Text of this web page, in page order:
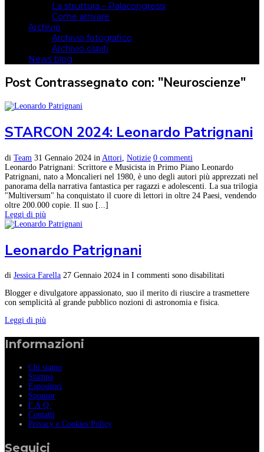
La struttura – Palacongressi
Come arrivare
Archivio
Archivio fotografico
Archivio ospiti
News blog
Post Contrassegnato con: "Neuroscienze"
STARCON 2024: Leonardo Patrignani
di Team 31 Gennaio 2024 in Attori Notizie 0 commenti
Leonardo Patrignani: Scrittore e Musicista in Primo Piano Leonardo
Patrignani, nato a Moncalieri nel 1980, è uno degli autori più apprezzati nel
panorama della narrativa fantastica per ragazzi e adolescenti. La sua trilogia
"Multiversum" ha conquistato il cuore di lettori in oltre 24 Paesi, vendendo
oltre 200.000 copie. Il suo [...]
Leggi di più
Leonardo Patrignani
di Jessica Farella 27 Gennaio 2024 in I commenti sono disabilitati
Blogger e divulgatore appassionato, suo il merito di riuscire a trasmettere
con semplicità al grande pubblico nozioni di astronomia e fisica.
Leggi di più
Informazioni
Chi siamo
Stampa
Espositori
Sponsor
F.A.Q.
Contatti
Privacy e Cookies Policy
Seguici